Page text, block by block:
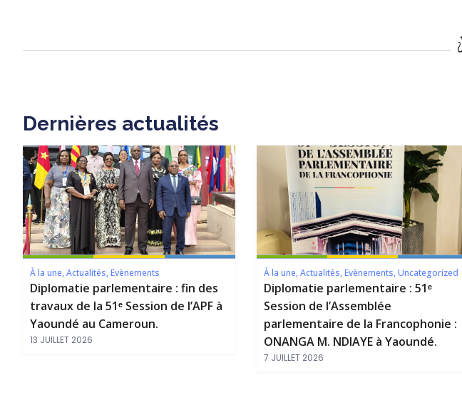
Dernières actualités
À la une,Actualités,Evènements
Diplomatie parlementaire : fin des
travaux de la 51ᵉ Session de l’APF à
Yaoundé au Cameroun.
13 JUILLET 2026
À la une,Actualités,Evènements,Uncategorized
Diplomatie parlementaire : 51ᵉ
Session de l’Assemblée
parlementaire de la Francophonie :
ONANGA M. NDIAYE à Yaoundé.
7 JUILLET 2026